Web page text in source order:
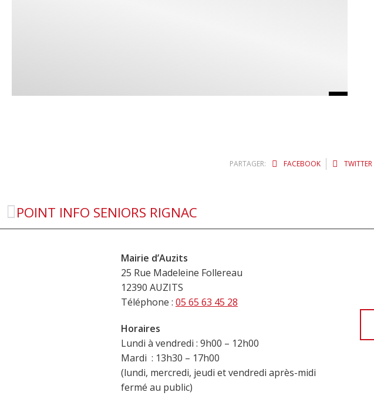
PARTAGER: FACEBOOK TWITTER
POINT INFO SENIORS RIGNAC
Mairie d’Auzits
25 Rue Madeleine Follereau
12390 AUZITS
Téléphone : 05 65 63 45 28
Horaires
Lundi à vendredi : 9h00 – 12h00
Mardi : 13h30 – 17h00
(lundi, mercredi, jeudi et vendredi après-midi
fermé au public)